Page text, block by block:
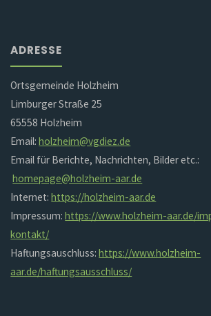
ADRESSE
Ortsgemeinde Holzheim
Limburger Straße 25
65558 Holzheim
Email:holzheim@vgdiez.de
Email für Berichte, Nachrichten, Bilder etc.:
homepage@holzheim-aar.de
Internet:https://holzheim-aar.de
Impressum:https://www.holzheim-aar.de/
kontakt/
Haftungsauschluss:https://www.holzheim-
aar.de/haftungsausschluss/